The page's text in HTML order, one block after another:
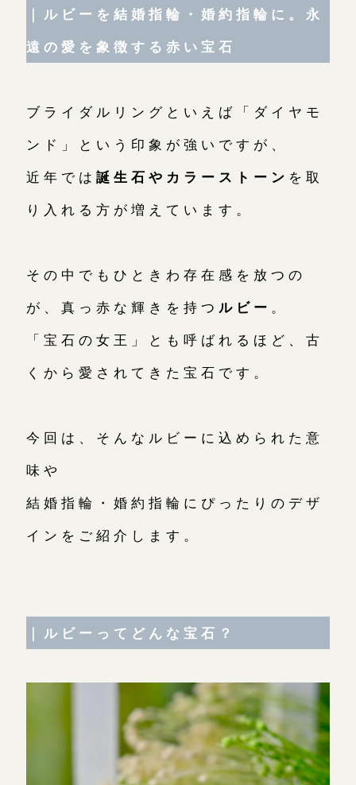
用語集
｜ルビーを結婚指輪・婚約指輪に。永
遠の愛を象徴する赤い宝石
ブライダルリングといえば「ダイヤモ
ンド」という印象が強いですが、
近年では 誕生石やカラーストーン を取
り入れる方が増えています。
その中でもひときわ存在感を放つの
が、真っ赤な輝きを持つルビー 。
「宝石の女王」とも呼ばれるほど、古
くから愛されてきた宝石です。
今回は、そんなルビーに込められた意
味や
結婚指輪・婚約指輪にぴったりのデザ
インをご紹介します。
｜ルビーってどんな宝石？
お問い合わせ（通話料無料）
年末年始は除く
目黒本店 来店ご予約
吉祥寺店
鎌倉店
軽井沢店 来店ご予約
大阪本店 来店ご予約
来店ご予約